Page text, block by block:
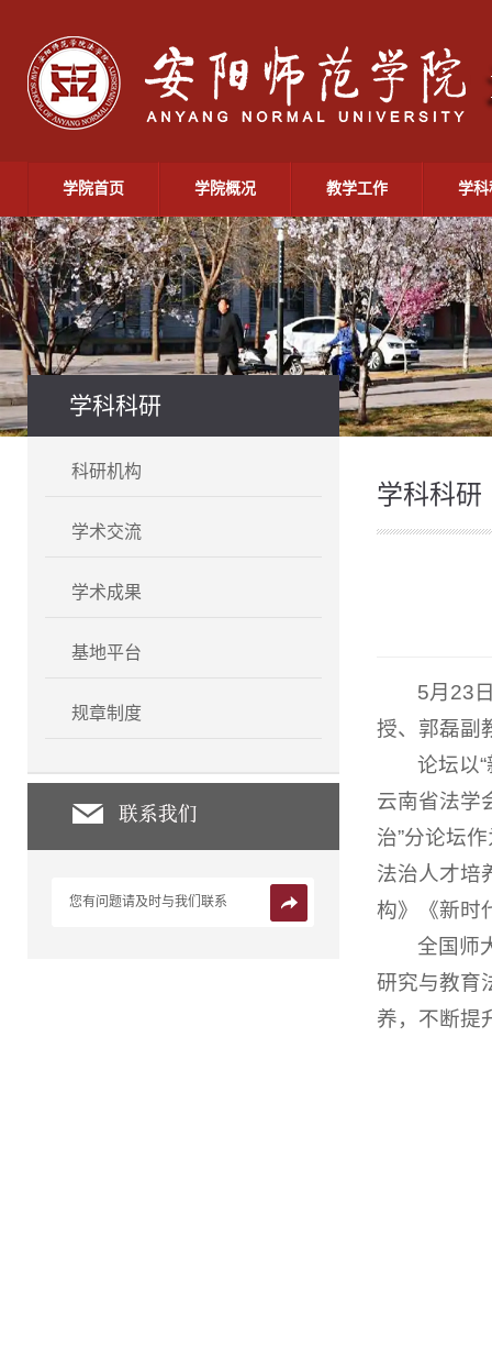
学院首页 学院概况 教学工作 学科
学科科研
科研机构
学术交流
学术成果
基地平台
规章制度
您有问题请及时与我们联系
学科科研
5月23
授、郭磊副
论坛以
云南省法学
治”分论坛
法治人才培
构》《新时
全国师
研究与教育
养，不断提